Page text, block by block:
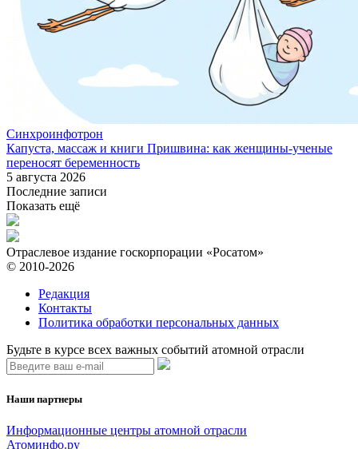
Синхроинфотрон
Капуста, массаж и книги Пришвина: как женщины-ученые
переносят беременность
5 августа 2026
Последние записи
Показать ещё
Отраслевое издание госкорпорации «Росатом»
© 2010-2026
Редакция
Контакты
Политика обработки персональных данных
Будьте в курсе всех важных событий атомной отрасли
Наши партнеры
Информационные центры атомной отрасли
Атоминфо.ру